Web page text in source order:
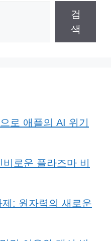
검
색
로 애플의 AI 위기
로운 플라즈마 비
: 원자력의 새로운